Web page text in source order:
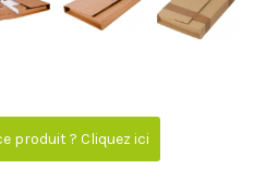
produit ? Cliquez ici